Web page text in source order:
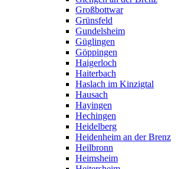
Großbottwar
Grünsfeld
Gundelsheim
Güglingen
Göppingen
Haigerloch
Haiterbach
Haslach im Kinzigtal
Hausach
Hayingen
Hechingen
Heidelberg
Heidenheim an der Brenz
Heilbronn
Heimsheim